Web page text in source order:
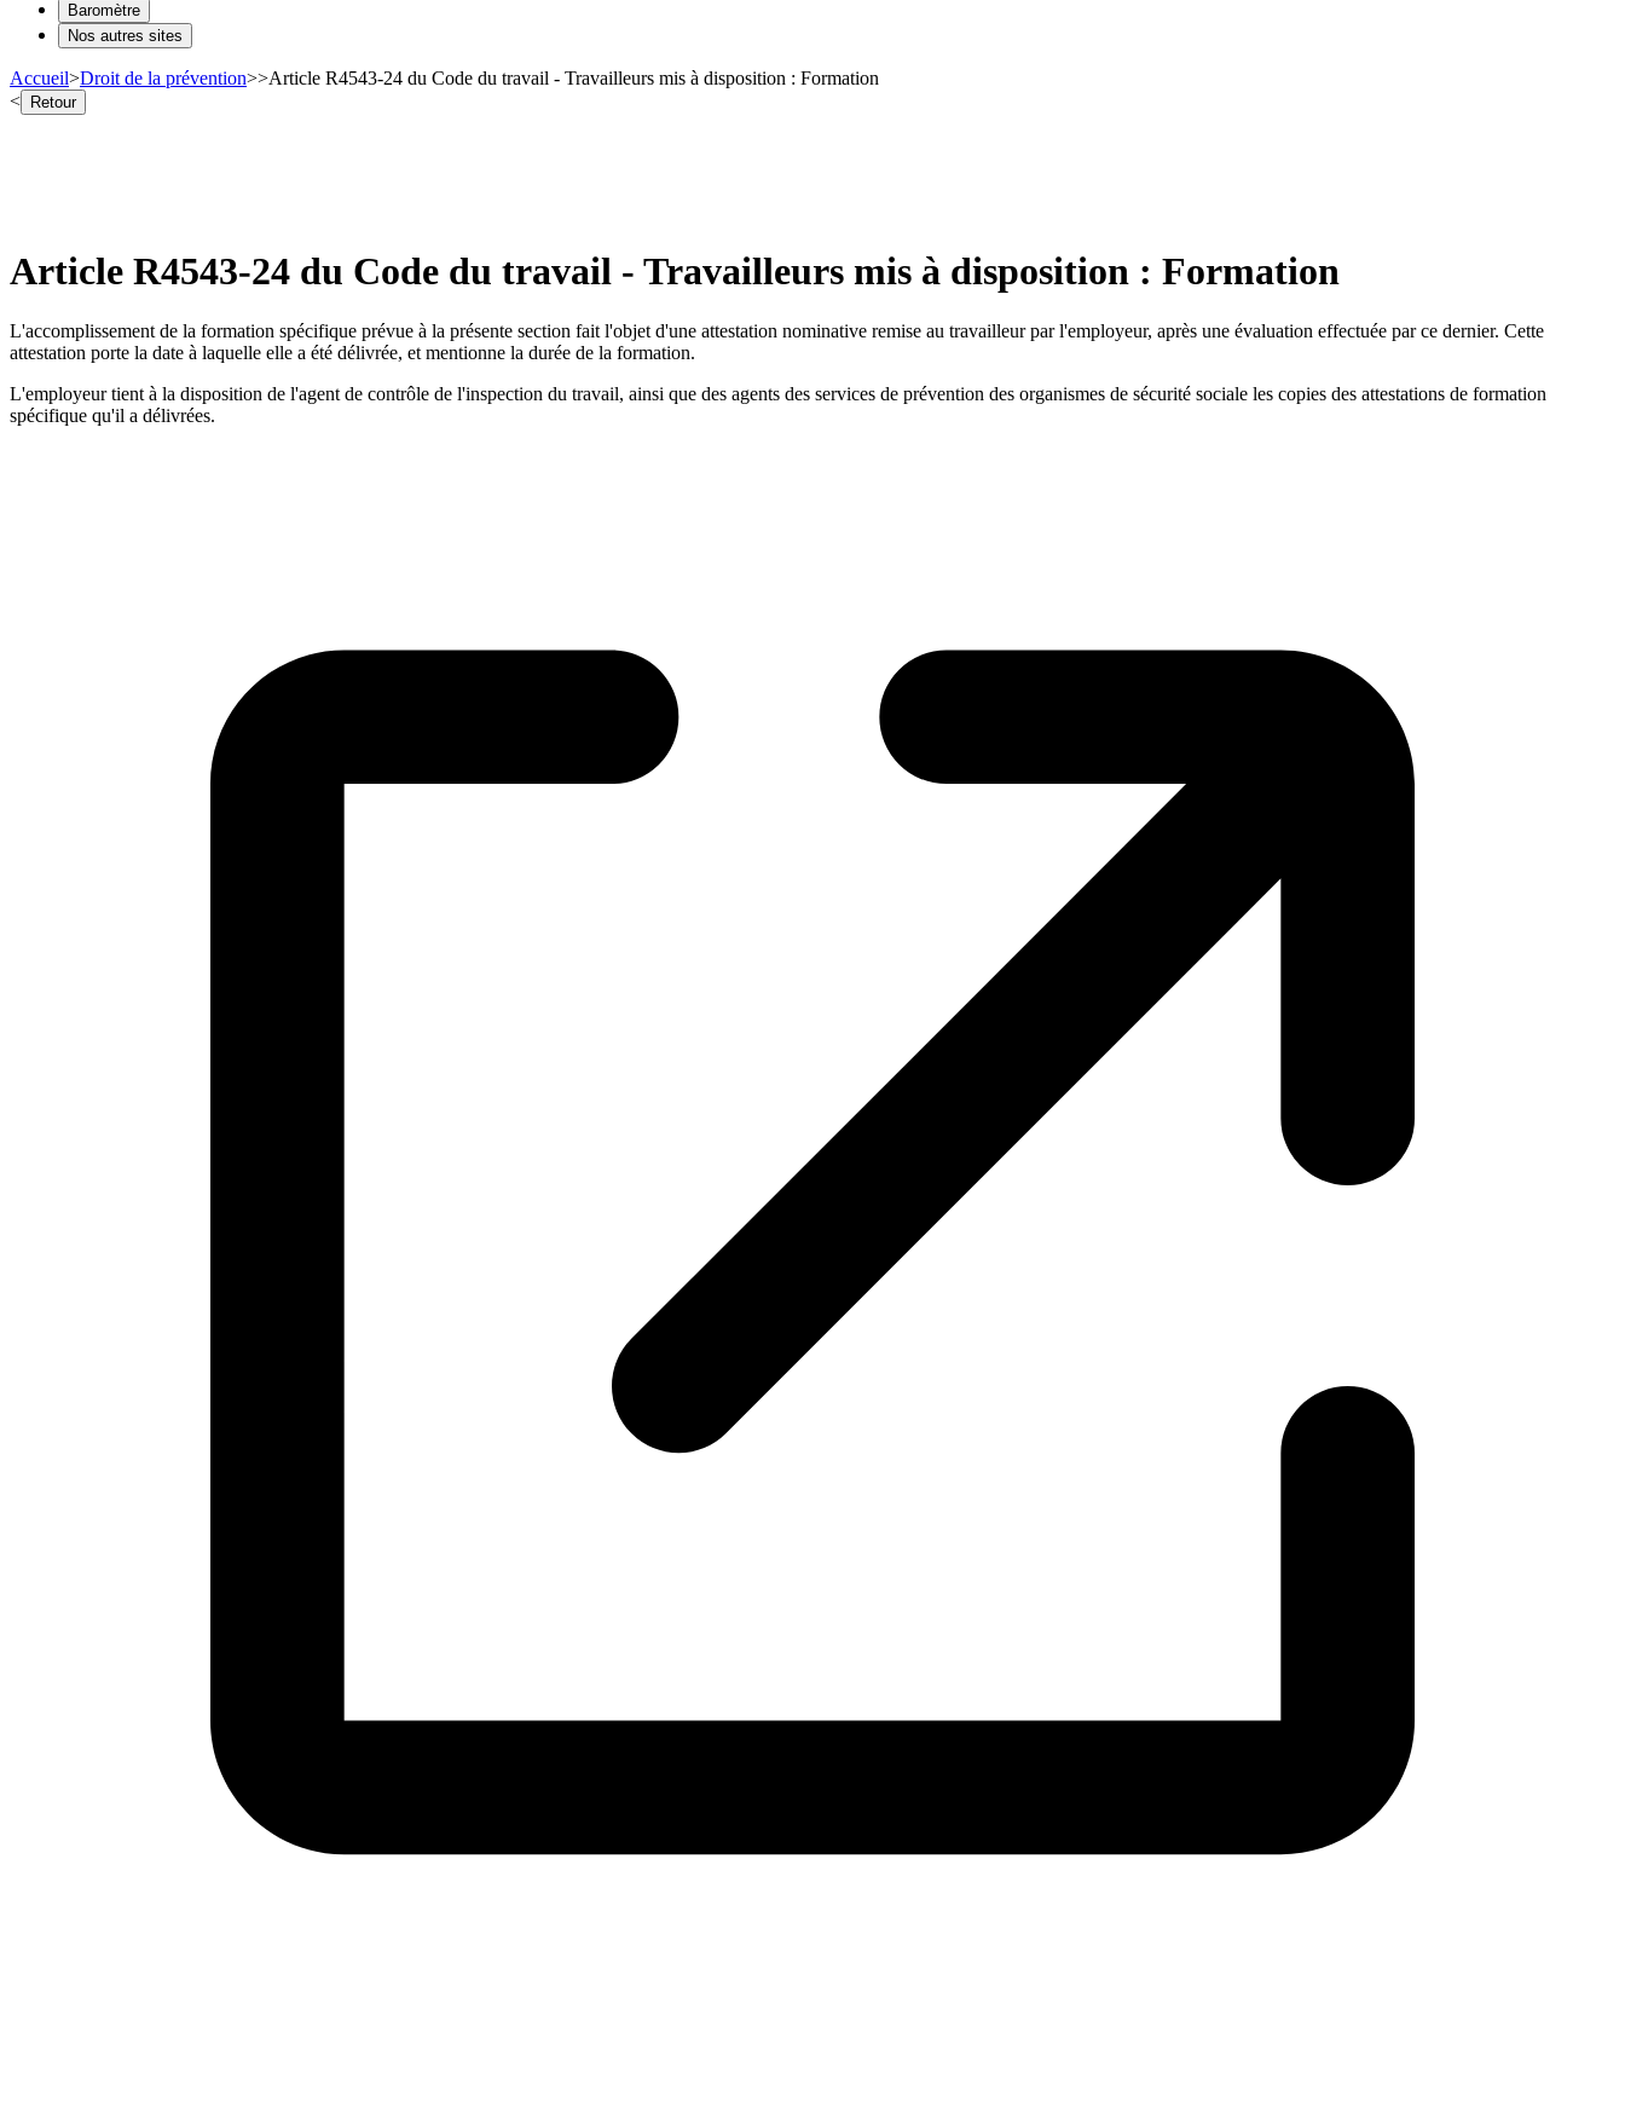
Baromètre
Nos autres sites
Accueil>Droit de la prévention>>Article R4543-24 du Code du travail - Travailleurs mis à disposition : Formation
< Retour
Article R4543-24 du Code du travail - Travailleurs mis à disposition : Formation
L'accomplissement de la formation spécifique prévue à la présente section fait l'objet d'une attestation nominative remise au travailleur par l'employeur, après une évaluation effectuée par ce dernier. Cette
attestation porte la date à laquelle elle a été délivrée, et mentionne la durée de la formation.
L'employeur tient à la disposition de l'agent de contrôle de l'inspection du travail, ainsi que des agents des services de prévention des organismes de sécurité sociale les copies des attestations de formation
spécifique qu'il a délivrées.